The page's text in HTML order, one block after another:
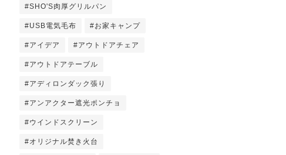
#SHO'S肉厚グリルパン
#USB電気毛布 #お家キャンプ
#アイデア #アウトドアチェア
#アウトドアテーブル
#アディロンダック張り
#アンアクター遮光ポンチョ
#ウインドスクリーン
#オリジナル焚き火台